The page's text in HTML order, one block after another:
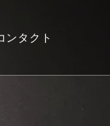
ンタクト